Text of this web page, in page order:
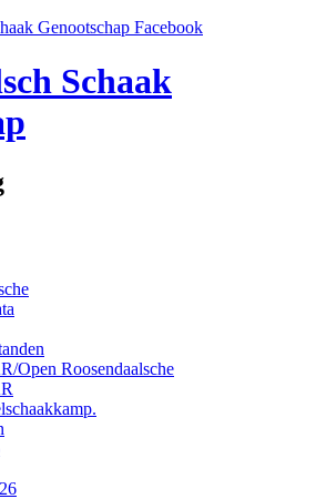
Genootschap Facebook
Schaak
Open Roosendaalsche